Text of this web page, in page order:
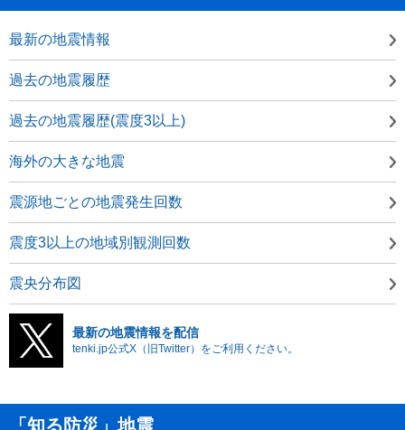
最新の地震情報
過去の地震履歴
過去の地震履歴(震度3以上)
海外の大きな地震
震源地ごとの地震発生回数
震度3以上の地域別観測回数
震央分布図
最新の地震情報を配信
tenki.jp公式X（旧Twitter）をご利用ください。
「知る防災」地震